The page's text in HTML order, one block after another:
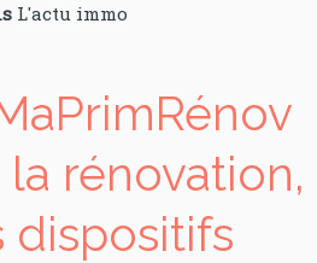
L'actu immo
rénovation,
dispositifs